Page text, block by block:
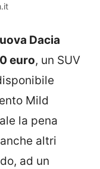
Dacia
euro, un SUV
Mild
la pena
altri
ad un